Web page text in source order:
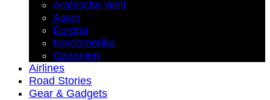
Arabische Welt
Asien
Europa
Nordamerika
Ozeanien
Airlines
Road Stories
Gear & Gadgets